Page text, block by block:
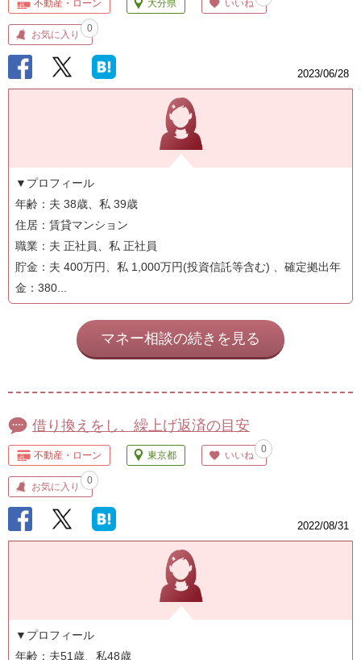
不動産・ローン 大分県 いいね
お気に入り
0
2023/06/28
▼プロフィール
年齢：夫 38歳、私 39歳
住居：賃貸マンション
職業：夫 正社員、私 正社員
貯金：夫 400万円、私 1,000万円(投資信託等含む) 、確定拠出年
金：380...
マネー相談の続きを見る
借り換えをし、繰上げ返済の目安
不動産・ローン 東京都 いいね
0
お気に入り
0
2022/08/31
▼プロフィール
年齢：夫51歳、私48歳